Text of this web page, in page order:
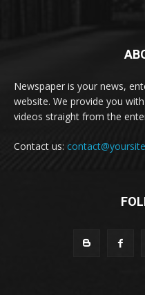
Newspaper is your news,
website. We provide you
videos straight from the
Contact us: